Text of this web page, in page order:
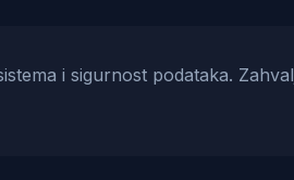
i sigurnost podataka.